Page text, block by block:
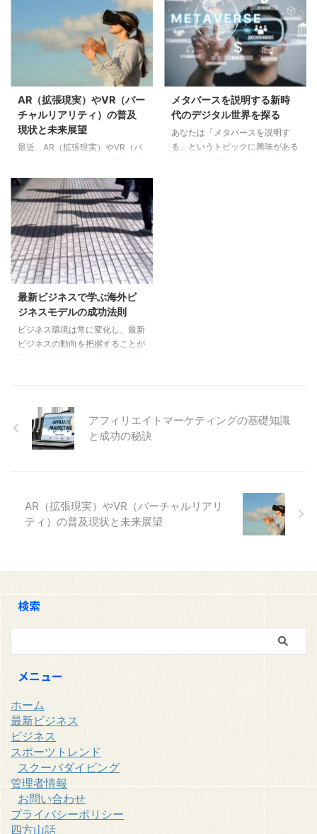
す。自分のブログやウェブサイト
を通じて他人の商品を宣伝し、そ
の成果に応じて報酬を受け取ると
いうシンプルな仕組み。しかし、
実際に始めるとなると、どうやっ
てやるのか、どんなリソースが必
要なのか、さまざまな疑問が浮か
んできますよね！そこで今回は、
アフィリエイトマーケティングの
基本的な構造から、最新のトレン
ド、注意すべきポイント、さらに
で、幅広くお届けします。アフィ
リ ...
となっています。基本を理解する
ことが成功への第一歩です。 イ
ンターネットビジネスとは何から
始めるのか理解する インターネ
ットビジネスとは、主にネットを
通じて商品やサービスを提供し、
収益を上げる仕組みを指します。
具体的には、自分のネットサイト
を開設し、そこから収入を得る方
法が一般的です。始めるために
は、自身がどのような商品やサー
AR（拡張現実）やVR（バー
チャルリアリティ）の普及
現状と未来展望
最近、AR（拡張現実）やVR（バ
んでおり、私たちの生活やエンタ
ーテイメントのあり方が大きく変
わろうとしています。ゲームやス
ポーツイベントだけでなく、教育
や医療分野でもARやVRの技術を
活用した事例が増えてきました。
この技術の進化によって、私たち
はまるで別世界にいるかのような
没入感を味わうことができるので
す。今後、ますます多くの場面で
ARとVRが利用されることで、リ
アルとは異なる新しい体験が広が
っていくでしょう。 そんなARと
メタバースを説明する新時
代のデジタル世界を探る
あなたは「メタバースを説明す
る」というトピックに興味がある
最新ビジネスで学ぶ海外ビ
ジネスモデルの成功法則
ビジネス環境は常に変化し、最新
ビジネスの動向を把握することが
めとした海外ビジネスモデルを特
集し、その成功の秘訣や日本では
未だ浸透していない新たなサービ
での面白い成功事例から得られる
インサイトを探求します。また、
2024年のトレンドを予測し、ス
アフィリエイトマーケティングの基礎知識
と成功の秘訣
AR（拡張現実）やVR（バーチャルリアリ
ティ）の普及現状と未来展望
検索
メニュー
ホーム
最新ビジネス
ビジネス
スポーツトレンド
スクーバダイビング
管理者情報
お問い合わせ
プライバシーポリシー
四方山話